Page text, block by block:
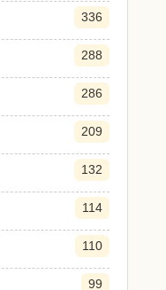
336
288
286
209
132
114
110
99